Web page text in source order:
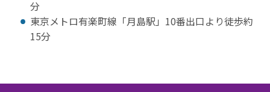
分
東京メトロ有楽町線「月島駅」10番出口より徒歩約
15分